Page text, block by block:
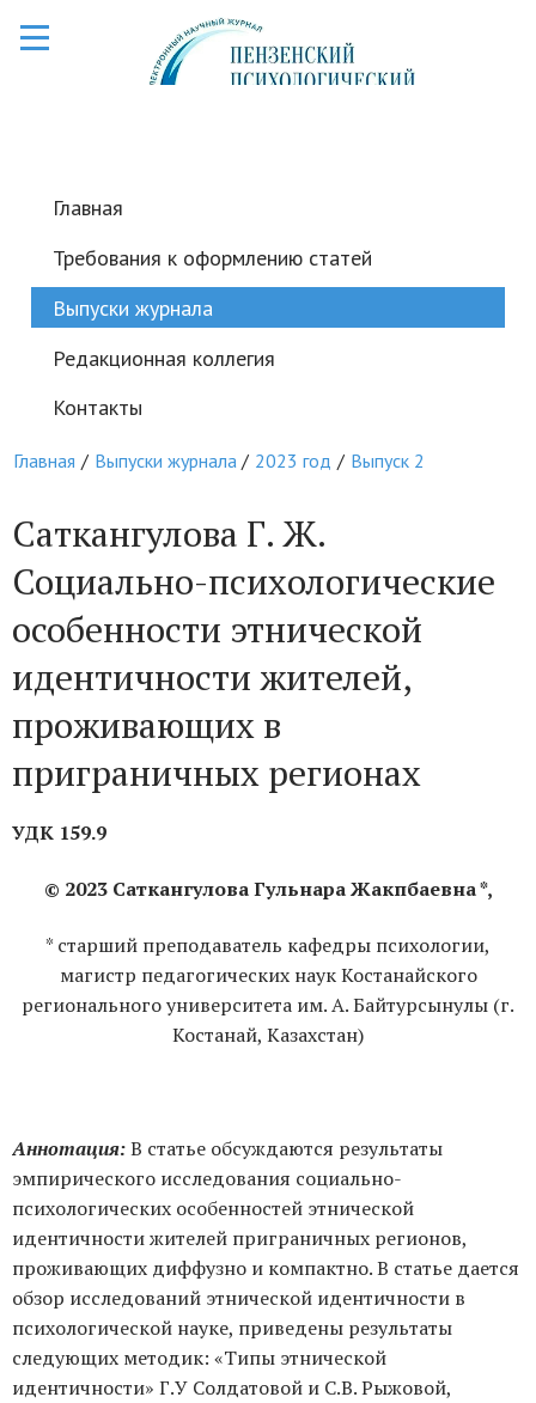
Главная
Требования к оформлению статей
Выпуски журнала
Редакционная коллегия
Контакты
Главная Выпуски журнала 2023 год Выпуск 2
Саткангулова Г. Ж.
Социально-психологические
особенности этнической
идентичности жителей,
проживающих в
приграничных регионах
УДК 159.9
© 2023 Саткангулова Гульнара Жакпбаевна *,
* старший преподаватель кафедры психологии,
магистр педагогических наук Костанайского
регионального университета им. А. Байтурсынулы (г.
Костанай, Казахстан)
Аннотация:В статье обсуждаются результаты
эмпирического исследования социально-
психологических особенностей этнической
идентичности жителей приграничных регионов,
проживающих диффузно и компактно. В статье дается
обзор исследований этнической идентичности в
психологической науке, приведены результаты
следующих методик: «Типы этнической
идентичности» Г.У Солдатовой и С.В. Рыжовой,